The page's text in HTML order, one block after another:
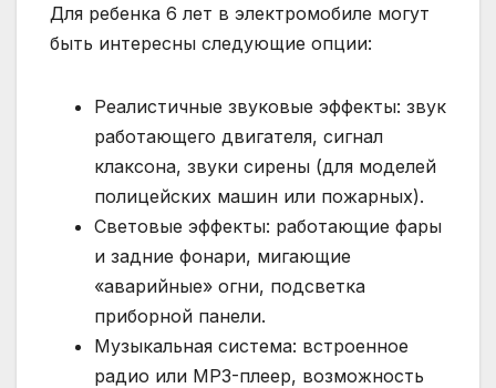
Для ребенка 6 лет в электромобиле могут
быть интересны следующие опции:
Реалистичные звуковые эффекты: звук
работающего двигателя, сигнал
клаксона, звуки сирены (для моделей
полицейских машин или пожарных).
Световые эффекты: работающие фары
и задние фонари, мигающие
«аварийные» огни, подсветка
приборной панели.
Музыкальная система: встроенное
радио или MP3-плеер, возможность